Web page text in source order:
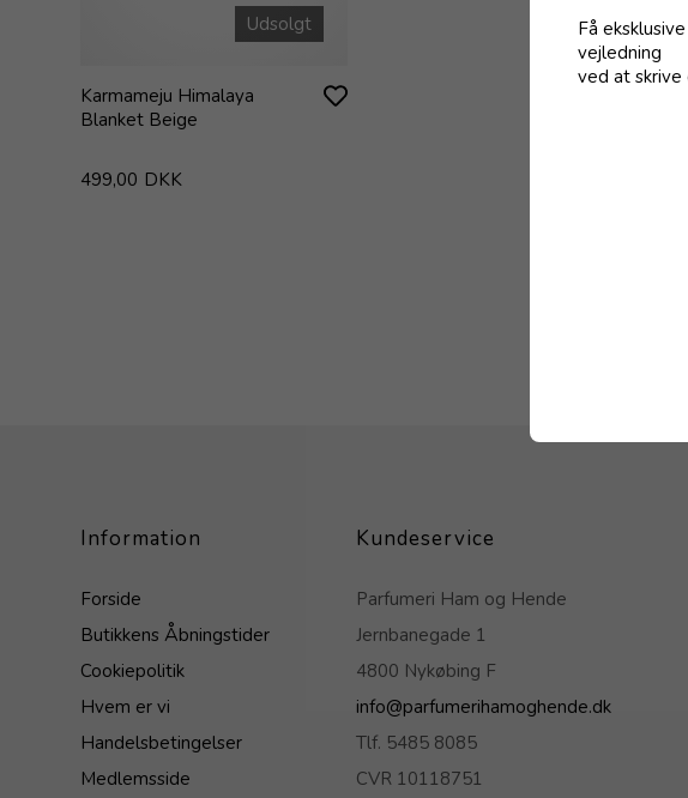
Udsolgt
Karmameju Himalaya
Blanket Beige
499,00 DKK
Information
Forside
Butikkens Åbningstider
Cookiepolitik
Hvem er vi
Handelsbetingelser
Medlemsside
Kundeservice
Parfumeri Ham og Hende
Jernbanegade 1
4800 Nykøbing F
info@parfumerihamoghende.dk
Tlf. 5485 8085
CVR 10118751
Få
vejledning
ved at skrive